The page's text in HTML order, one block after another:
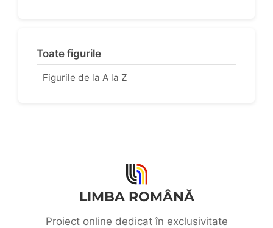
Toate figurile
Figurile de la A la Z
LIMBA ROMÂNĂ
Proiect online dedicat în exclusivitate